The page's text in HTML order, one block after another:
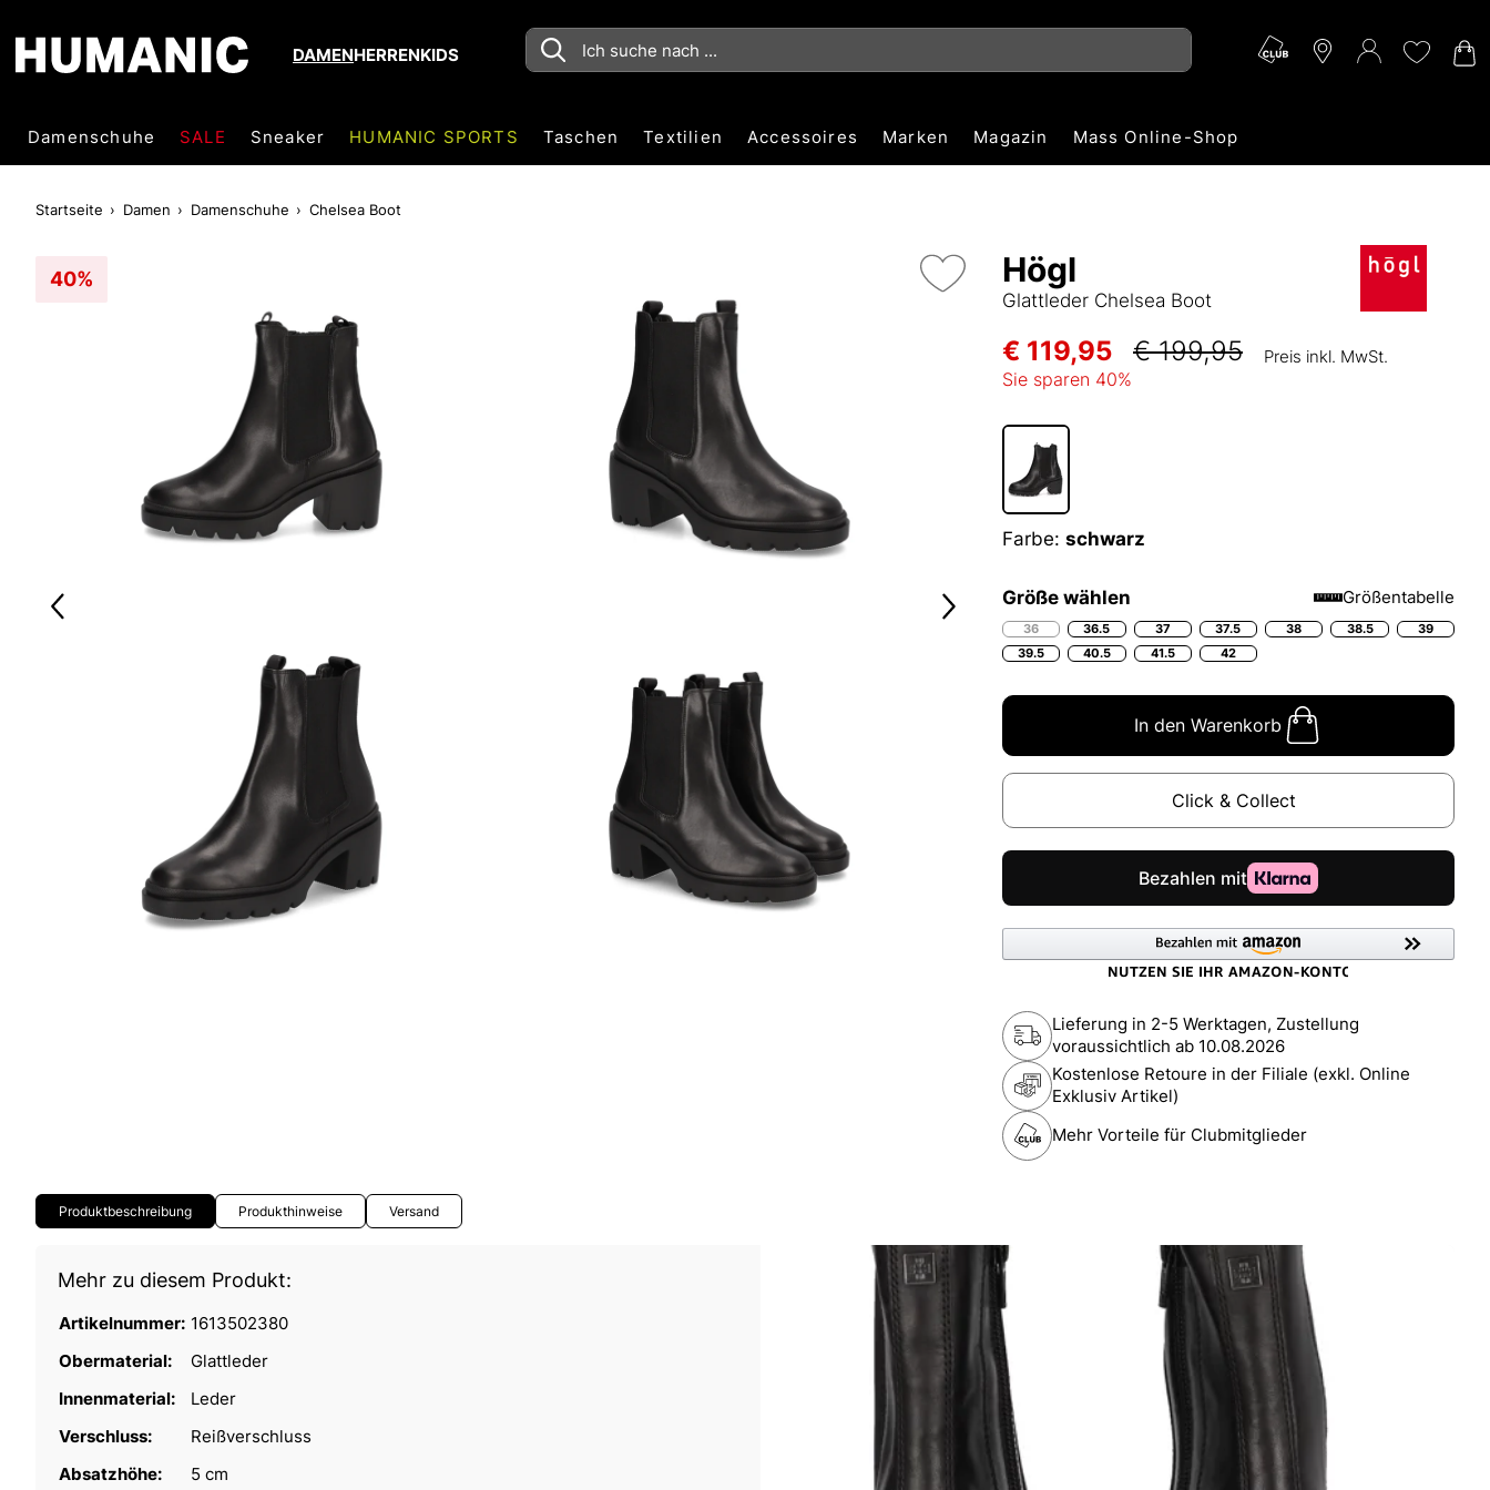
DAMENHERRENKIDS
Damenschuhe SALE Sneaker HUMANIC SPORTS Taschen Textilien Accessoires Marken Magazin Mass Online-Shop
Startseite Damen Damenschuhe Chelsea Boot
40% Högl
Glattleder Chelsea Boot
€ 119,95 € 199,95 Preis inkl. MwSt.
Sie sparen 40%
Farbe: schwarz
Größe wählen Größentabelle
36 36.5 37 37.5 38 38.5
39
39.5
40.5 41.5 42
In den Warenkorb
Click & Collect
Lieferung in 2-5 Werktagen, Zustellung
voraussichtlich ab 10.08.2026
Kostenlose Retoure in der Filiale (exkl. Online
Exklusiv Artikel)
Mehr Vorteile für Clubmitglieder
Produktbeschreibung Produkthinweise Versand
Mehr zu diesem Produkt:
Artikelnummer: 1613502380
Obermaterial:
Glattleder
Innenmaterial:
Leder
Verschluss:
Reißverschluss
Absatzhöhe:
5 cm